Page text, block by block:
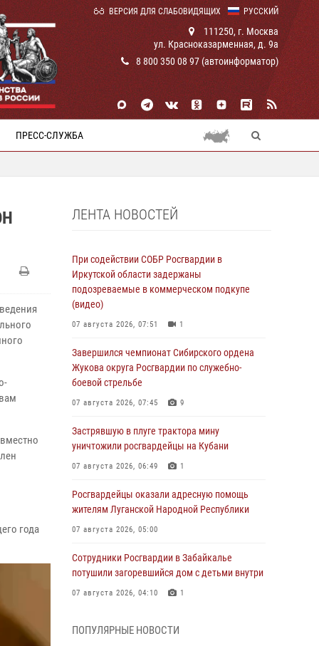
РУССКИЙ
ВЕРСИЯ ДЛЯ СЛАБОВИДЯЩИХ
111250, г. Москва
ул. Красноказарменная, д. 9а
8 800 350 08 97 (автоинформатор)
ПРЕСС-СЛУЖБА
года
ЛЕНТА НОВОСТЕЙ
При содействии СОБР Росгвардии в
Иркутской области задержаны
подозреваемые в коммерческом подкупе
(видео)
07 августа 2026, 07:51 1
Завершился чемпионат Сибирского ордена
Жукова округа Росгвардии по служебно-
боевой стрельбе
07 августа 2026, 07:45 9
Застрявшую в плуге трактора мину
уничтожили росгвардейцы на Кубани
07 августа 2026, 06:49 1
Росгвардейцы оказали адресную помощь
жителям Луганской Народной Республики
07 августа 2026, 05:00
Сотрудники Росгвардии в Забайкалье
потушили загоревшийся дом с детьми внутри
07 августа 2026, 04:10 1
задержали при участии Росгвардии в
ПОПУЛЯРНЫЕ НОВОСТИ